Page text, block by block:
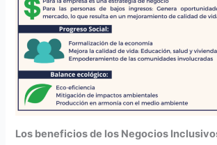
Los beneficios de los Negocios